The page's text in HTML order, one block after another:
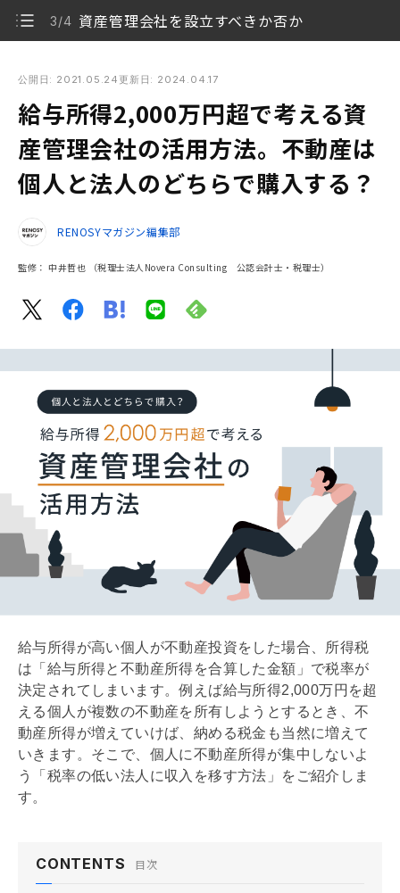
3/4 資産管理会社を設立すべきか否か
産は個人と法人のどちらで購入する？
1/4 給与所得2,000万円超の税率は約50％～55％
2/4 資産管理会社の活用方法
資産管理会社を設立すべきか否か
4/4 税理士など専門家に相談しましょう
公開日: 2021.05.24 更新日: 2024.04.17
給与所得2,000万円超で考える資
産管理会社の活用方法。不動産は
個人と法人のどちらで購入する？
RENOSYマガジン編集部
監修： 中井哲也 （税理士法人Novera Consulting 公認会計士・税理士）
給与所得が高い個人が不動産投資をした場合、所得税
は「給与所得と不動産所得を合算した金額」で税率が
決定されてしまいます。例えば給与所得2,000万円を超
える個人が複数の不動産を所有しようとするとき、不
動産所得が増えていけば、納める税金も当然に増えて
いきます。そこで、個人に不動産所得が集中しないよ
う「税率の低い法人に収入を移す方法」をご紹介しま
す。
CONTENTS 目次